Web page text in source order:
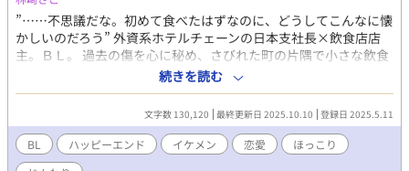
”……不思議だな。初めて食べたはずなのに、どうしてこんなに懐
かしいのだろう” 外資系ホテルチェーンの日本支社長×飲食店店
主。ＢＬ。 過去の傷を心に秘め、さびれた町の片隅で小さな飲食
店を切り盛りしている悠人。ある冬の夜、完璧な容姿と昏い瞳を
併せ持つ男が店に現れるが……。 孤独な２人が出会い、やがて恋
に落ちてゆく物語。毎日更新予定。 ※視点・人称変更がありま
す。ご注意ください。 受（一人称）、攻（三人称）と交互に進
みます。 ※小説投稿サイト『エブリスタ』様に投稿していたもの
（現在は非公開）を一部加筆修正して再投稿しています。
続きを読む
文字数 130,120 最終更新日 2025.10.10 登録日 2025.5.11
BL ハッピーエンド イケメン 恋愛
ほっこり